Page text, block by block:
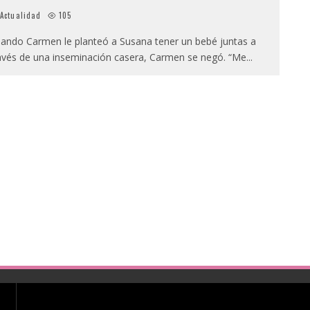
Actualidad 105
Carmen le planteó a Susana tener un bebé juntas a
de una inseminación casera, Carmen se negó. “Me...